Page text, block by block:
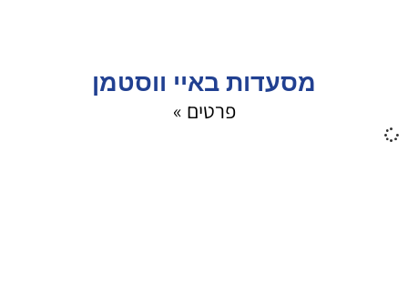
מסעדות באיי ווסטמן
פרטים »